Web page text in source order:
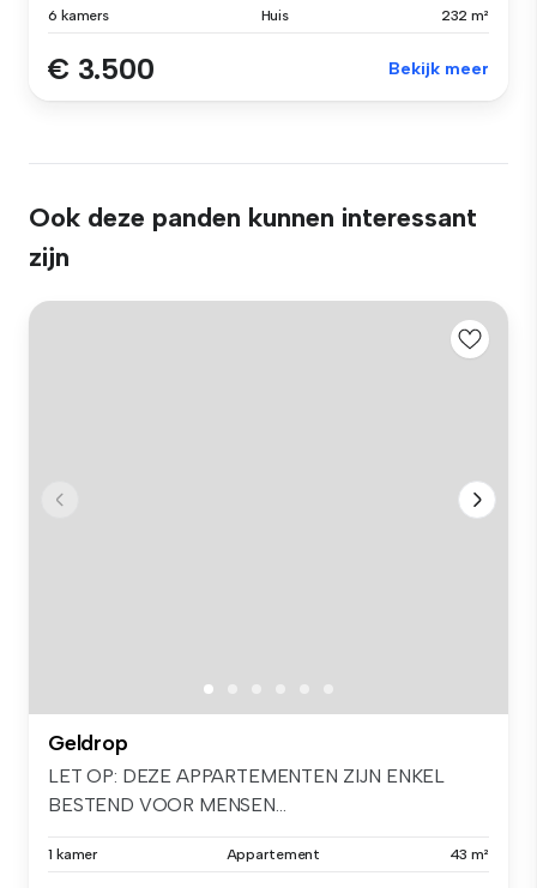
6 kamers Huis 232 m²
€ 3.500 Bekijk meer
Ook deze panden kunnen interessant
zijn
Geldrop
LET OP: DEZE APPARTEMENTEN ZIJN ENKEL
BESTEND VOOR MENSEN...
1 kamer Appartement 43 m²